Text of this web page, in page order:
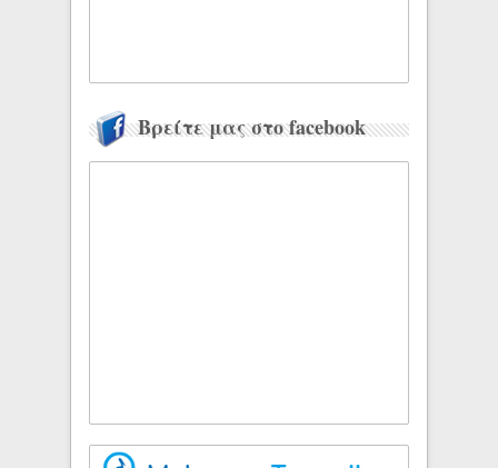
Βρείτε μας στο facebook